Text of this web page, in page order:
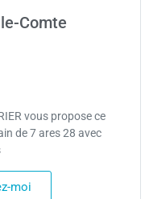
Comte
vous propose ce
de 7 ares 28 avec
moi